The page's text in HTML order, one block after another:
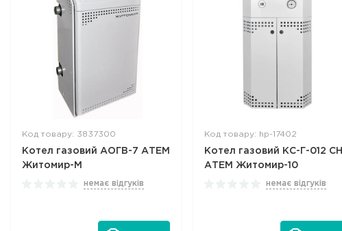
Код товару: 3837300
Котел газовий АОГВ-7 АТЕМ
Житомир-М
немає відгуків
Код товару: hp-17402
Котел газовий КС-Г-012 СН
АТЕМ Житомир-10
немає відгуків